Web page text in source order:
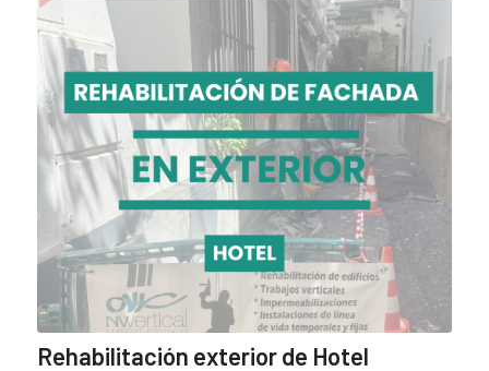
Rehabilitación exterior de Hotel